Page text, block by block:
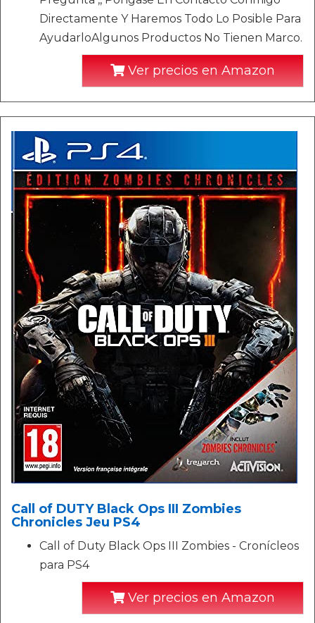
Directamente Y Haremos Todo Lo Posible Para
AyudarloAlgunos Productos No Tienen Marco.
Ver precios en Amazon
Call of DUTY Black Ops III Zombies
Chronicles Jeu PS4
Call of Duty Black Ops III Zombies - Cronícleos
para PS4
Ver precios en Amazon